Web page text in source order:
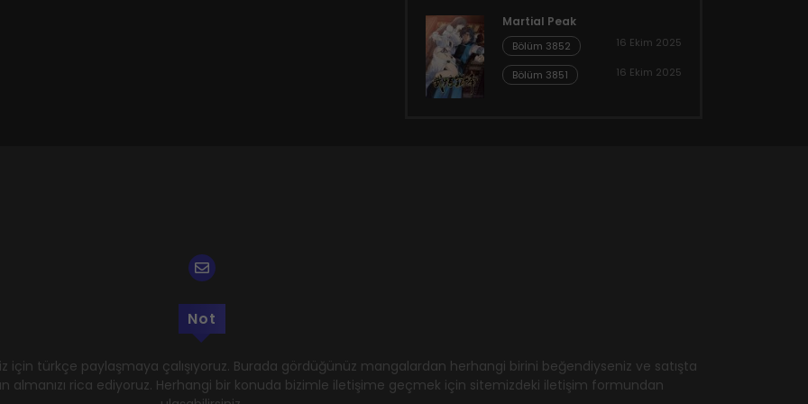
Martial Peak
Bölüm 3852 16 Ekim 2025
Bölüm 3851 16 Ekim 2025
Not
için türkçe paylaşmaya çalışıyoruz. Burada gördüğünüz mangalardan herhangi birini beğendiyseniz ve satışta
almanızı rica ediyoruz. Herhangi bir konuda bizimle iletişime geçmek için sitemizdeki iletişim formundan